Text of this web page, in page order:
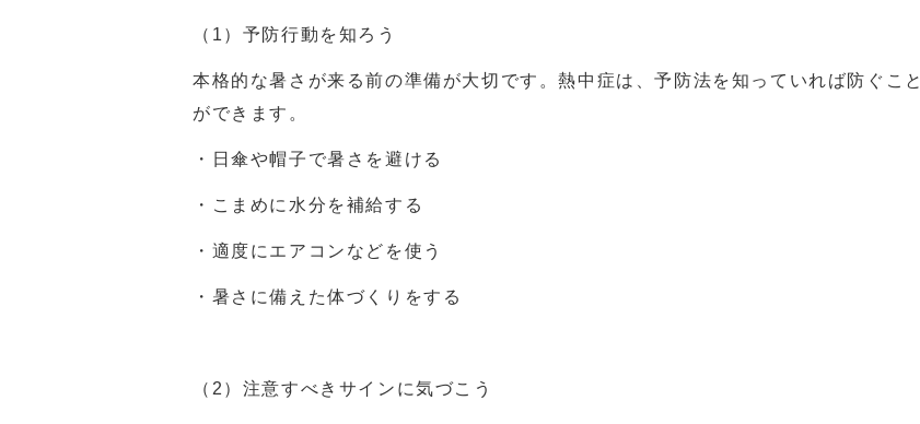
（ 1 ）予防行動を知ろう
本格的な暑さが来る前の準備が大切です。熱中症は、予防法を知っていれば防ぐこと
ができます。
・日傘や帽子で暑さを避ける
・こまめに水分を補給する
・適度にエアコンなどを使う
・暑さに備えた体づくりをする
（ 2 ）注意すべきサインに気づこう